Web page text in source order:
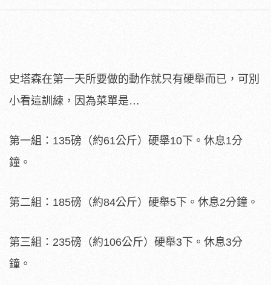
史塔森在第一天所要做的動作就只有硬舉而已，可別
小看這訓練，因為菜單是…
第一組：135磅（約61公斤）硬舉10下。休息1分
鐘。
第二組：185磅（約84公斤）硬舉5下。休息2分鐘。
第三組：235磅（約106公斤）硬舉3下。休息3分
鐘。